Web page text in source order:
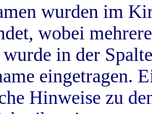
wurden im
wobei
in der
eingetragen.
Hinweise zu